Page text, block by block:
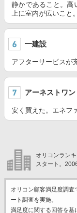
静かであること。高
上に室内が広いこと
一建設
アフターサービスが
アーネストワン
安く買えた。エネフ
オリコンラン
スタート。
オリコン顧客満足度調
ート調査を実施。
満足度に関する回答を基